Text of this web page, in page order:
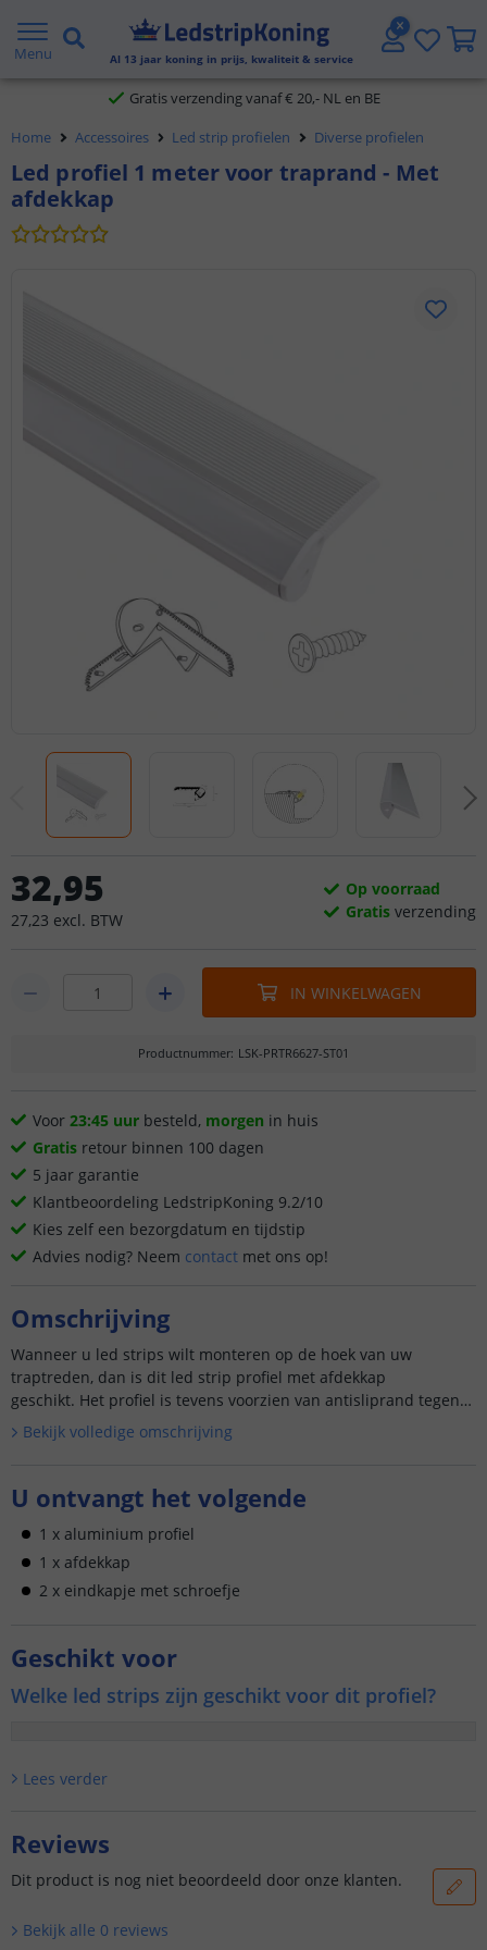
Menu Al 13 jaar koning in prijs, kwaliteit & service
5 jaar garantie
Gratis verzending vanaf € 20,- NL en BE
Klantbeoordeling 9.1
Home Accessoires Led strip profielen Diverse profielen
Led profiel 1 meter voor traprand - Met
afdekkap
32,95
27,23 excl. BTW
Op voorraad
Gratis verzending
IN WINKELWAGEN
Productnummer: LSK-PRTR6627-ST01
Voor 23:45 uur besteld, morgen in huis
Gratis retour binnen 100 dagen
5 jaar garantie
Klantbeoordeling LedstripKoning 9.2/10
Kies zelf een bezorgdatum en tijdstip
Advies nodig? Neem contact met ons op!
Omschrijving
Wanneer u led strips wilt monteren op de hoek van uw
traptreden, dan is dit led strip profiel met afdekkap
geschikt. Het profiel is tevens voorzien van antisliprand tegen
uitg...
Bekijk volledige omschrijving
U ontvangt het volgende
1 x aluminium profiel
1 x afdekkap
2 x eindkapje met schroefje
Geschikt voor
Welke led strips zijn geschikt voor dit profiel?
Lees verder
Reviews
Dit product is nog niet beoordeeld door onze klanten.
Bekijk alle 0 reviews